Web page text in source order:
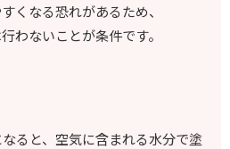
くなる恐れがあるため、
ないことが条件です。
と、空気に含まれる水分で塗